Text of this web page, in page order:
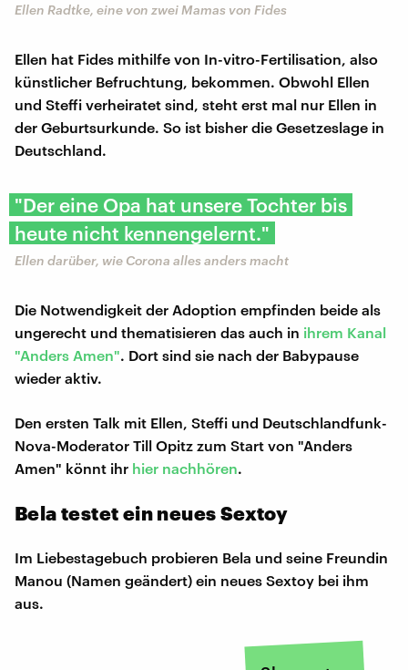
Ellen Radtke, eine von zwei Mamas von Fides
Ellen hat Fides mithilfe von In-vitro-Fertilisation, also
künstlicher Befruchtung, bekommen. Obwohl Ellen
und Steffi verheiratet sind, steht erst mal nur Ellen in
der Geburtsurkunde. So ist bisher die Gesetzeslage in
Deutschland.
"Der eine Opa hat unsere Tochter bis
heute nicht kennengelernt."
Ellen darüber, wie Corona alles anders macht
Die Notwendigkeit der Adoption empfinden beide als
ungerecht und thematisieren das auch in ihrem Kanal
"Anders Amen". Dort sind sie nach der Babypause
wieder aktiv.
Den ersten Talk mit Ellen, Steffi und Deutschlandfunk-
Nova-Moderator Till Opitz zum Start von "Anders
Amen" könnt ihr hier nachhören.
Bela testet ein neues Sextoy
Im Liebestagebuch probieren Bela und seine Freundin
Manou (Namen geändert) ein neues Sextoy bei ihm
aus.